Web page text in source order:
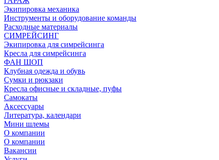
Экипировка механика
Инструменты и оборудование команды
Расходные материалы
СИМРЕЙСИНГ
Экипировка для симрейсинга
Кресла для симрейсинга
ФАН ШОП
Клубная одежда и обувь
Сумки и рюкзаки
Кресла офисные и складные, пуфы
Самокаты
Аксессуары
Литература, календари
Мини шлемы
О компании
О компании
Вакансии